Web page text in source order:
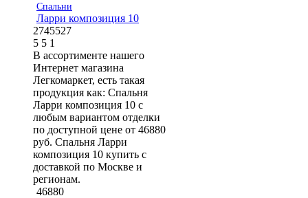
Спальни
Ларри композиция 10
2745527
5 5 1
В ассортименте нашего
Интернет магазина
Легкомаркет, есть такая
продукция как: Спальня
Ларри композиция 10 с
любым вариантом отделки
по доступной цене от 46880
руб. Спальня Ларри
композиция 10 купить с
доставкой по Москве и
регионам.
46880